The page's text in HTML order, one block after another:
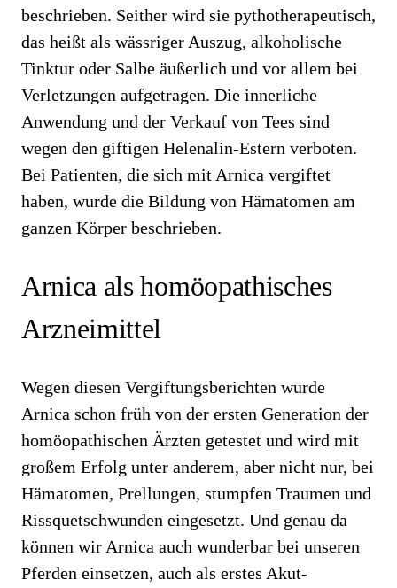
beschrieben. Seither wird sie pythotherapeutisch,
das heißt als wässriger Auszug, alkoholische
Tinktur oder Salbe äußerlich und vor allem bei
Verletzungen aufgetragen. Die innerliche
Anwendung und der Verkauf von Tees sind
wegen den giftigen Helenalin-Estern verboten.
Bei Patienten, die sich mit Arnica vergiftet
haben, wurde die Bildung von Hämatomen am
ganzen Körper beschrieben.
Arnica als homöopathisches
Arzneimittel
Wegen diesen Vergiftungsberichten wurde
Arnica schon früh von der ersten Generation der
homöopathischen Ärzten getestet und wird mit
großem Erfolg unter anderem, aber nicht nur, bei
Hämatomen, Prellungen, stumpfen Traumen und
Rissquetschwunden eingesetzt. Und genau da
können wir Arnica auch wunderbar bei unseren
Pferden einsetzen, auch als erstes Akut-